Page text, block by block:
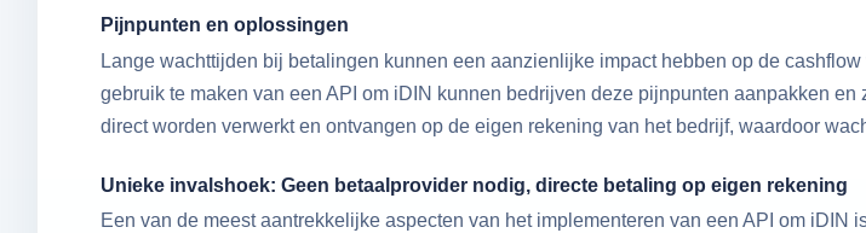
Pijnpunten en oplossingen
Lange wachttijden bij betalingen kunnen een aanzienlijke impact hebben op de
gebruik te maken van een API om iDIN kunnen bedrijven deze pijnpunten aanpakken
direct worden verwerkt en ontvangen op de eigen rekening van het bedrijf, waardoor
Unieke invalshoek: Geen betaalprovider nodig, directe betaling op eigen rekening
Een van de meest aantrekkelijke aspecten van het implementeren van een API om